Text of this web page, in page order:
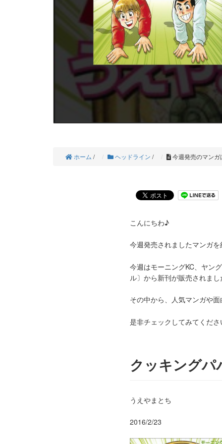
ホーム / ヘッドライン / 今週発売のマン
こんにちわ♪
今週発売されましたマンガ
今週はモーニングKC、ヤン
ル〕から新刊が販売されま
その中から、人気マンガや
是非チェックしてみてくだ
クッキング
うえやまとち
2016/2/23